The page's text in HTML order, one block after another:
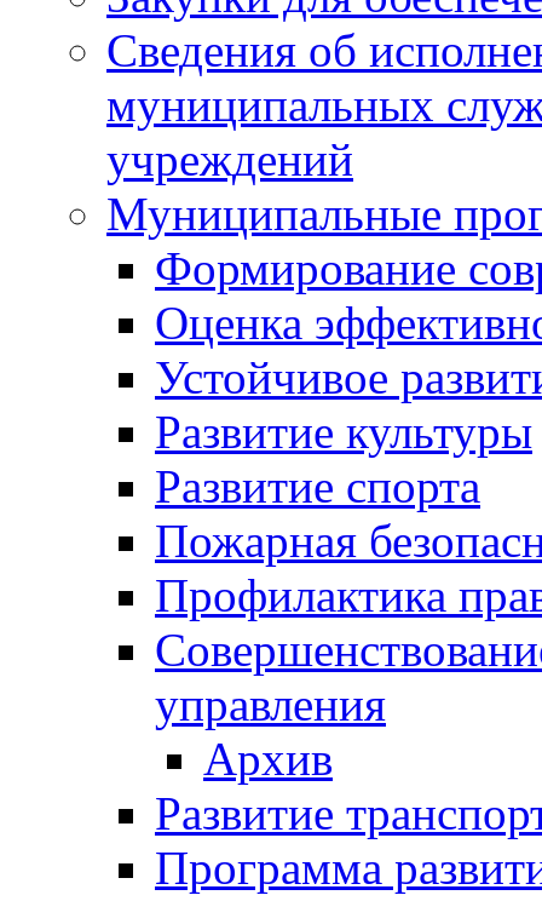
Сведения об
муниципальных
учреждений
Муниципальные
Формирование
Оценка
Устойчивое
Развитие культуры
Развитие спорта
Пожарная
Профилактика
управления
Архив
Развитие
Программа